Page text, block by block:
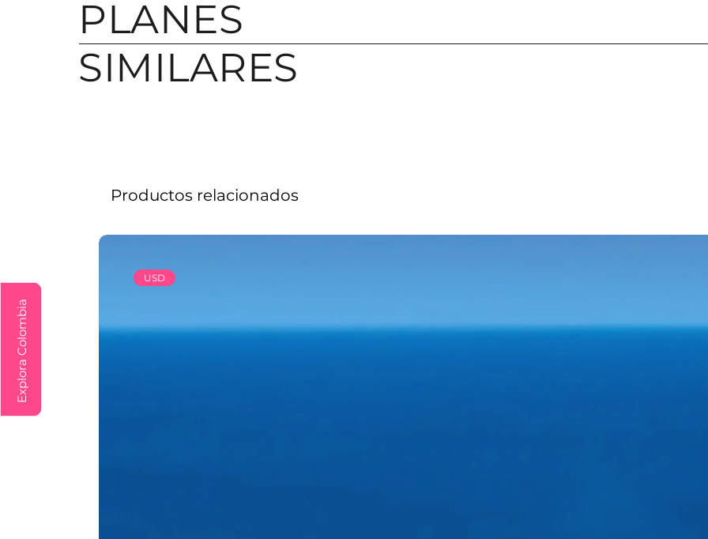
Explora Colombia
PLANES
SIMILARES
En el caso de los niños, el arnés deberá ajustarse correctamente y tener una estatura mínima
seguridad, no podrán realizar la actividad.
**NOTA**:
Recorrido de 5.5 km por la selva en Vehículos Anfibios. Nada por 350 m de un río de
Productos relacionados
USD